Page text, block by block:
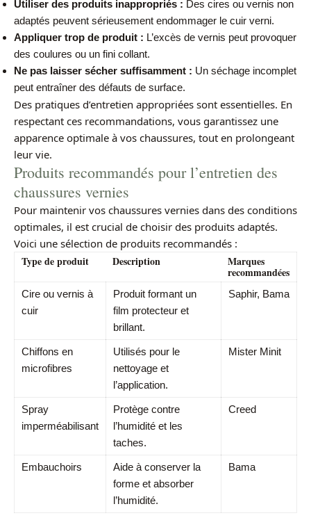
Utiliser des produits inappropriés : Des cires ou vernis non
adaptés peuvent sérieusement endommager le cuir verni.
Appliquer trop de produit : L’excès de vernis peut provoquer
des coulures ou un fini collant.
Ne pas laisser sécher suffisamment : Un séchage incomplet
peut entraîner des défauts de surface.
Des pratiques d’entretien appropriées sont essentielles. En
respectant ces recommandations, vous garantissez une
apparence optimale à vos chaussures, tout en prolongeant
leur vie.
Produits recommandés pour l’entretien des
chaussures vernies
Pour maintenir vos chaussures vernies dans des conditions
optimales, il est crucial de choisir des produits adaptés.
Voici une sélection de produits recommandés :
Type de produit Description Marques
recommandées
Cire ou vernis à
cuir
Produit formant un
film protecteur et
brillant.
Saphir, Bama
Chiffons en
microfibres
Utilisés pour le
nettoyage et
l’application.
Mister Minit
Spray
imperméabilisant
Protège contre
l’humidité et les
taches.
Creed
Embauchoirs
Aide à conserver la
forme et absorber
l’humidité.
Bama